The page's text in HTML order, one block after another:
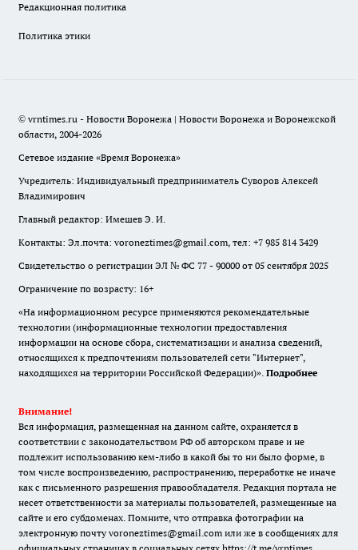
Редакционная политика
Политика этики
© vrntimes.ru - Новости Воронежа | Новости Воронежа и Воронежской
области, 2004-2026
Сетевое издание «Время Воронежа»
Учредитель: Индивидуальный предприниматель Суворов Алексей
Владимирович
Главный редактор: Имешев Э. И.
Контакты: Эл.почта: voroneztimes@gmail.com, тел: +7 985 814 3429
Свидетельство о регистрации ЭЛ № ФС 77 - 90000 от 05 сентября 2025
Ограничение по возрасту: 16+
«На информационном ресурсе применяются рекомендательные
технологии (информационные технологии предоставления
информации на основе сбора, систематизации и анализа сведений,
относящихся к предпочтениям пользователей сети "Интернет",
находящихся на территории Российской Федерации)». Подробнее
Внимание!
Вся информация, размещенная на данном сайте, охраняется в
соответствии с законодательством РФ об авторском праве и не
подлежит использованию кем-либо в какой бы то ни было форме, в
том числе воспроизведению, распространению, переработке не иначе
как с письменного разрешения правообладателя. Редакция портала не
несет ответственности за материалы пользователей, размещенные на
сайте и его субдоменах. Помните, что отправка фотографии на
электронную почту voroneztimes@gmail.com или же в сообщениях для